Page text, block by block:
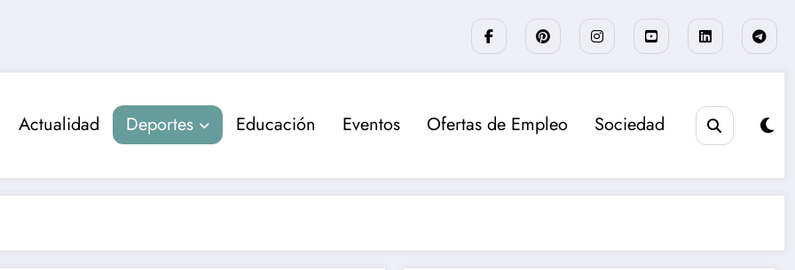
Actualidad Deportes Educación Eventos Ofertas de Empleo Sociedad